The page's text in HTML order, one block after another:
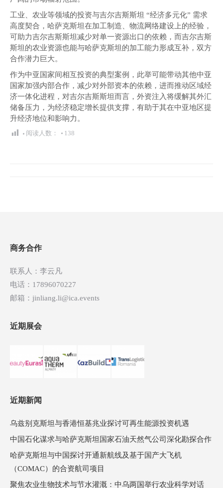
工业、农业等领域的投资与吉尔吉斯斯坦 “经济多元化” 需求
高度契合，哈萨克斯坦在加工制造、物流网络建设上的经验，
可助力吉尔吉斯斯坦减少对单一资源出口的依赖，而吉尔吉斯
斯坦的农业资源也能与哈萨克斯坦的加工能力形成互补，双方
合作潜力巨大。
作为中亚国家间相互投资的典型案例，此举可能带动其他中亚
国家加强内部合作，减少对外部资本的依赖，进而推动区域经
济一体化进程，对吉尔吉斯斯坦而言，外资注入将缓解其外汇
储备压力，为经济稳定增长提供支撑，有助于其在中亚地区提
升经济地位和影响力。
阅读人数： 138
航
商务合作
联系人：李云凡
电话：17896070227
邮箱：jinliang.li@ica.events
近期展会
近期新闻
乌兹别克斯坦与香港恒基兆业探讨可再生能源投资机遇
中国石化谋求与哈萨克斯坦国家石油天然气公司深化勘探合作
哈萨克斯坦与中国探讨开通新航线及基于国产大飞机
（COMAC）的合资航司项目
聚焦农业生物技术与节水灌溉：中乌两国举行农业科学对话